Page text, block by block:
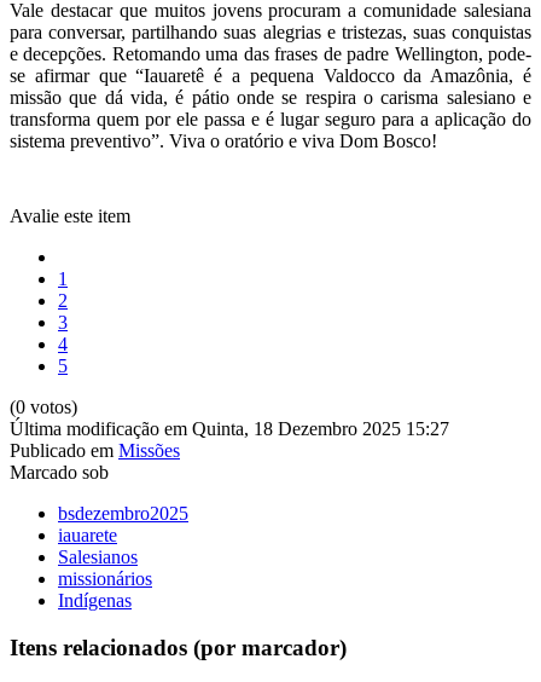
Vale destacar que muitos jovens procuram a comunidade salesiana
para conversar, partilhando suas alegrias e tristezas, suas conquistas
e decepções. Retomando uma das frases de padre Wellington, pode-
se afirmar que “Iauaretê é a pequena Valdocco da Amazônia, é
missão que dá vida, é pátio onde se respira o carisma salesiano e
transforma quem por ele passa e é lugar seguro para a aplicação do
sistema preventivo”. Viva o oratório e viva Dom Bosco!
Avalie este item
1
2
3
4
5
(0 votos)
Última modificação em Quinta, 18 Dezembro 2025 15:27
Publicado em Missões
Marcado sob
bsdezembro2025
iauarete
Salesianos
missionários
Indígenas
Itens relacionados (por marcador)